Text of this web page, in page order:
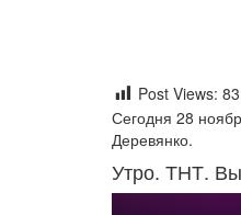
Post Views: 83
Сегодня 28
Деревянко.
Утро. ТНТ.